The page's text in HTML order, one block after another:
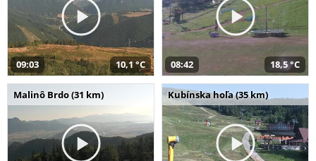
09:03 10,1 °C 08:42 18,5 °C
Malinô Brdo (31 km) Kubínska hoľa (35 km)